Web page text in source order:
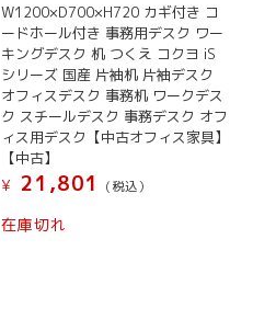
W1200×D700×H720 カギ付き コ
ードホール付き 事務用デスク ワー
キングデスク 机 つくえ コクヨ iS
シリーズ 国産 片袖机 片袖デスク
オフィスデスク 事務机 ワークデス
ク スチールデスク 事務デスク オフ
ィス用デスク【中古オフィス家具】
【中古】
¥ 21,801 (税込）
在庫切れ